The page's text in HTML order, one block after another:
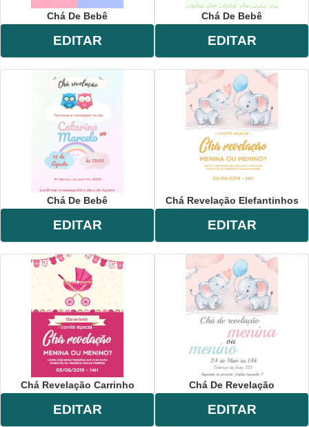
Chá De Bebê
EDITAR
Chá De Bebê
EDITAR
Chá De Bebê
EDITAR
Chá Revelação Elefantinhos
EDITAR
Chá Revelação Carrinho
EDITAR
Chá De Revelação
EDITAR